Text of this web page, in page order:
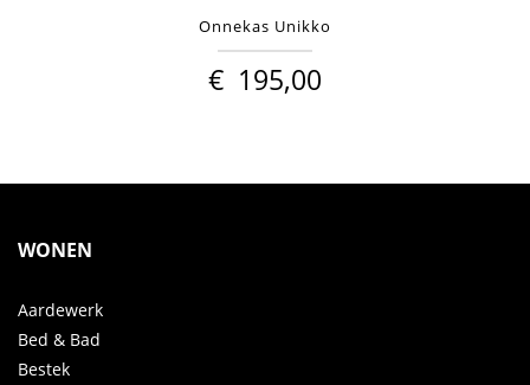
Onnekas Unikko
€ 195,00
WONEN
Aardewerk
Bed & Bad
Bestek